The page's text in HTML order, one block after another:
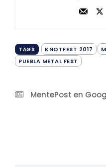
TAGS KNOTFEST 2017
PUEBLA METAL FEST
MentePost en